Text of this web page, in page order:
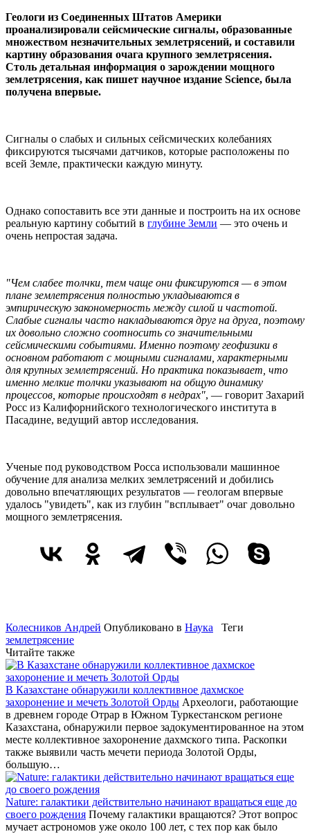
Геологи из Соединенных Штатов Америки
проанализировали сейсмические сигналы, образованные
множеством незначительных землетрясений, и составили
картину образования очага крупного землетрясения.
Столь детальная информация о зарождении мощного
землетрясения, как пишет научное издание Science, была
получена впервые.
Сигналы о слабых и сильных сейсмических колебаниях
фиксируются тысячами датчиков, которые расположены по
всей Земле, практически каждую минуту.
Однако сопоставить все эти данные и построить на их основе
реальную картину событий в глубине Земли — это очень и
очень непростая задача.
"Чем слабее толчки, тем чаще они фиксируются — в этом
плане землетрясения полностью укладываются в
эмпирическую закономерность между силой и частотой.
Слабые сигналы часто накладываются друг на друга, поэтому
их довольно сложно соотносить со значительными
сейсмическими событиями. Именно поэтому геофизики в
основном работают с мощными сигналами, характерными
для крупных землетрясений. Но практика показывает, что
именно мелкие толчки указывают на общую динамику
процессов, которые происходят в недрах", — говорит Захарий
Росс из Калифорнийского технологического института в
Пасадине, ведущий автор исследования.
Ученые под руководством Росса использовали машинное
обучение для анализа мелких землетрясений и добились
довольно впечатляющих результатов — геологам впервые
удалось "увидеть", как из глубин "всплывает" очаг довольно
мощного землетрясения.
Колесников Андрей Опубликовано в Наука Теги
землетрясение
Читайте также
В Казахстане обнаружили коллективное дахмское
захоронение и мечеть Золотой Орды Археологи, работающие
в древнем городе Отрар в Южном Туркестанском регионе
Казахстана, обнаружили первое задокументированное на этом
месте коллективное захоронение дахмского типа. Раскопки
также выявили часть мечети периода Золотой Орды,
большую…
Nature: галактики действительно начинают вращаться еще до
своего рождения Почему галактики вращаются? Этот вопрос
мучает астрономов уже около 100 лет, с тех пор как было